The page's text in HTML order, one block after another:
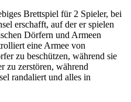
Brettspiel für 2 Spieler, bei
erschafft, auf der er spielen
Dörfern und Armeen
eine Armee von
zu beschützen, während sie
zu zerstören, während
randaliert und alles in